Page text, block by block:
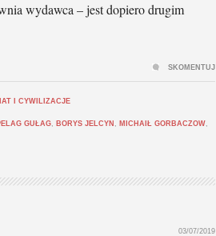
wydawca – jest dopiero drugim
I CYWILIZACJE
GUŁAG, BORYS JELCYN , MICHAIŁ GORBACZOW,
SKOMENTUJ
03/07/2019